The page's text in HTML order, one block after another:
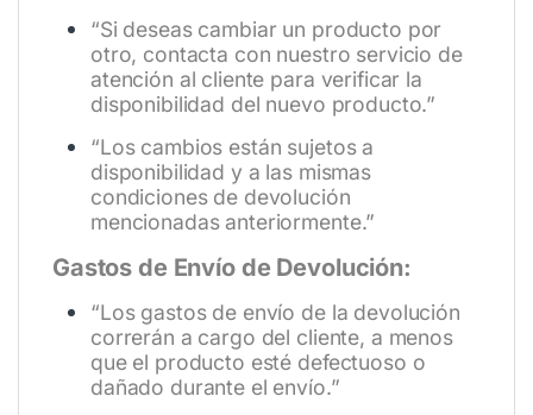
“Si deseas cambiar un producto por
otro, contacta con nuestro servicio de
atención al cliente para verificar la
disponibilidad del nuevo producto.”
“Los cambios están sujetos a
disponibilidad y a las mismas
condiciones de devolución
mencionadas anteriormente.”
Gastos de Envío de Devolución:
“Los gastos de envío de la devolución
correrán a cargo del cliente, a menos
que el producto esté defectuoso o
dañado durante el envío.”